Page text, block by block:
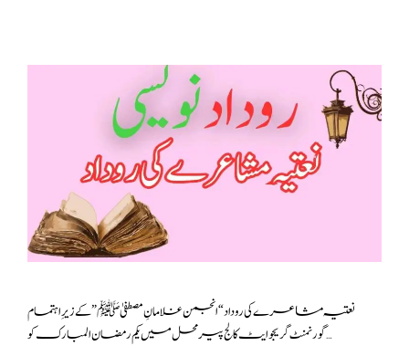
نعتیہ مشاعرے کی روداد “انجمن غلامانِ مصطفیٰ ﷺ” کے زیرِ اہتمام
گورنمنٹ گریجوایٹ کالج پیرمحل میں یکم رمضان المبارک کو …